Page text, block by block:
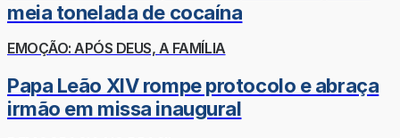
meia tonelada de cocaína
EMOÇÃO: APÓS DEUS, A FAMÍLIA
Papa Leão XIV rompe protocolo e abraça
irmão em missa inaugural